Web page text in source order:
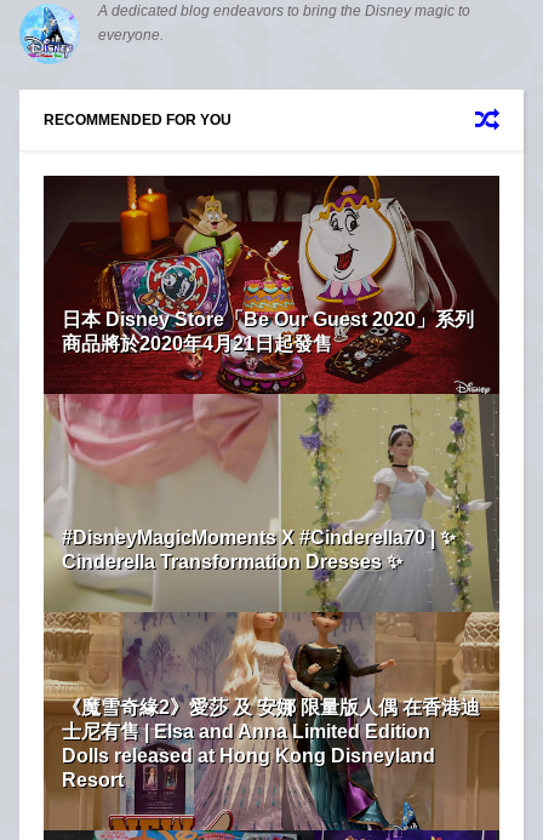
A dedicated blog endeavors to bring the Disney magic to
everyone.
RECOMMENDED FOR YOU
日本 Disney Store「Be Our Guest 2020」系列
商品將於2020年4月21日起發售
#DisneyMagicMoments X #Cinderella70 | ✨
Cinderella Transformation Dresses ✨
《魔雪奇緣2》愛莎 及 安娜 限量版人偶 在香港迪
士尼有售 | Elsa and Anna Limited Edition
Dolls released at Hong Kong Disneyland
Resort